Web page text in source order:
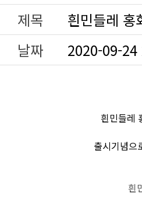
제목
흰민들레
날짜
2020-09-
흰민들레
출시기념으
흰